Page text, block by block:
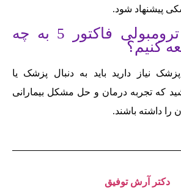
پیشنهاد شود.
برای درمان ترومبولی فاکتور 5 به چه
کنیم؟
نیاز دارید باید به دنبال پزشک یا
که تجربه درمان و حل مشکل بیمارانی
دکتر آرش توفیق